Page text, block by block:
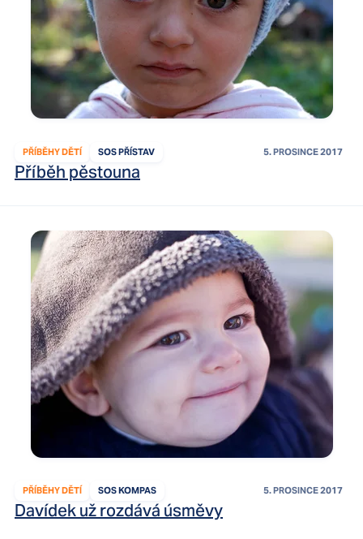
PŘÍBĚHY DĚTÍ SOS PŘÍSTAV 5. PROSINCE 2017
Příběh pěstouna
PŘÍBĚHY DĚTÍ SOS KOMPAS 5. PROSINCE 2017
Davídek už rozdává úsměvy